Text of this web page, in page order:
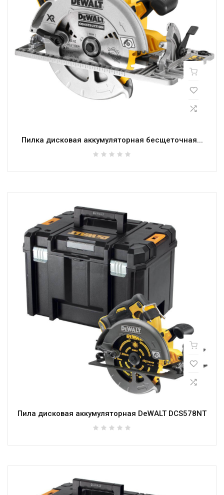
Пилка дисковая аккумуляторная бесщеточная...
Пила дисковая аккумуляторная DeWALT DCS578NT